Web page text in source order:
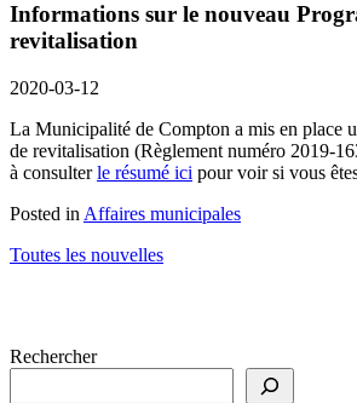
Informations sur le nouveau
revitalisation
2020-03-12
La Municipalité de Compton a mis en place
de revitalisation (Règlement numéro 2019-
à consulterle résumé ici pour voir si vous
Posted in Affaires municipales
Toutes les nouvelles
Rechercher